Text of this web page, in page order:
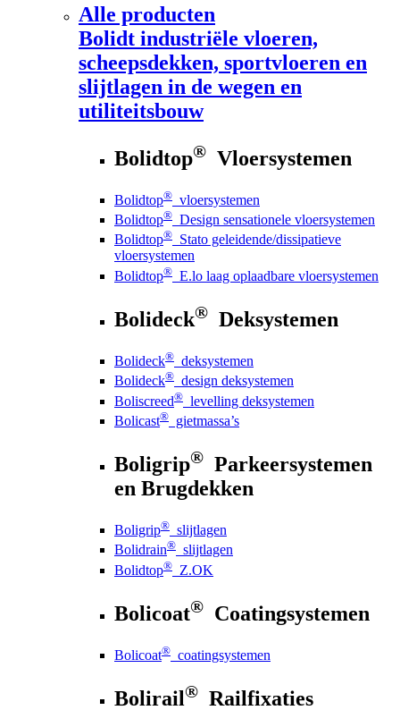
Alle producten
Bolidt industriële vloeren,
scheepsdekken, sportvloeren en
slijtlagen in de wegen en
utiliteitsbouw
Bolidtop® Vloersystemen
Bolidtop® vloersystemen
Bolidtop® Design sensationele vloersystemen
Bolidtop® Stato geleidende/dissipatieve
vloersystemen
Bolidtop® E.lo laag oplaadbare vloersystemen
Bolideck® Deksystemen
Bolideck® deksystemen
Bolideck® design deksystemen
Boliscreed® levelling deksystemen
Bolicast® gietmassa’s
Boligrip® Parkeersystemen
en Brugdekken
Boligrip® slijtlagen
Bolidrain® slijtlagen
Bolidtop® Z.OK
Bolicoat® Coatingsystemen
Bolicoat® coatingsystemen
Bolirail® Railfixaties